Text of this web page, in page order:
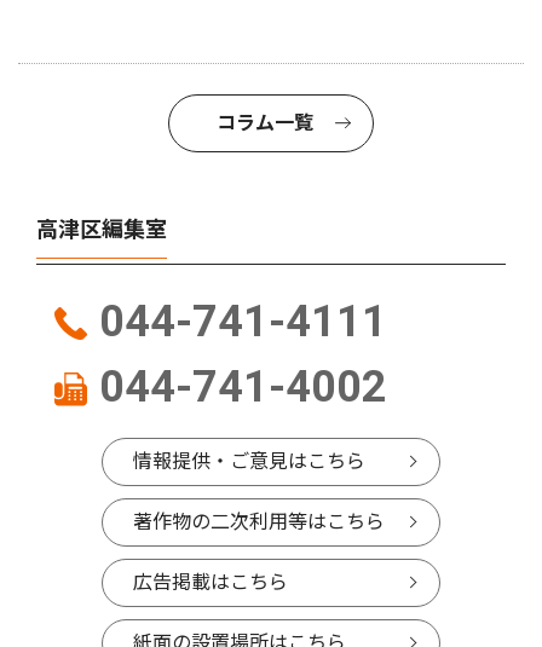
コラム一覧
高津区編集室
044-741-4111
044-741-4002
情報提供・ご意見はこちら
著作物の二次利用等はこちら
広告掲載はこちら
紙面の設置場所はこちら